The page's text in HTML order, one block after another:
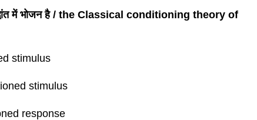
में भोजन है / the Classical conditioning theory of
stimulus
stimulus
response